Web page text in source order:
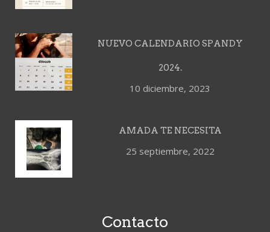
NUEVO CALENDARIO SPANDY
2024.
10 diciembre, 2023
AMADA TE NECESITA
25 septiembre, 2022
Contacto